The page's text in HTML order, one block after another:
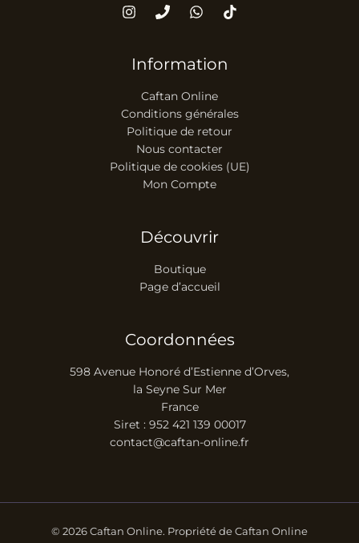
Information
Caftan Online
Conditions générales
Politique de retour
Nous contacter
Politique de cookies (UE)
Mon Compte
Découvrir
Boutique
Page d’accueil
Coordonnées
598 Avenue Honoré d’Estienne d’Orves,
la Seyne Sur Mer
France
Siret : 952 421 139 00017
contact@caftan-online.fr
© 2026 Caftan Online. Propriété de Caftan Online